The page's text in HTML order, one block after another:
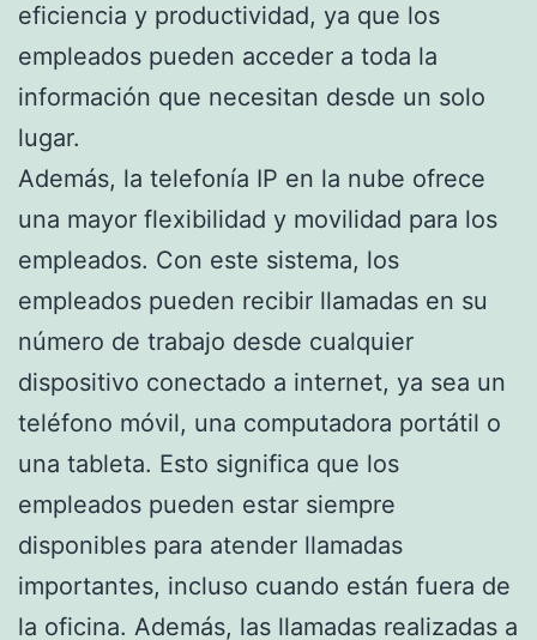
eficiencia y productividad, ya que los
empleados pueden acceder a toda la
información que necesitan desde un solo
lugar.
Además, la telefonía IP en la nube ofrece
una mayor flexibilidad y movilidad para los
empleados. Con este sistema, los
empleados pueden recibir llamadas en su
número de trabajo desde cualquier
dispositivo conectado a internet, ya sea un
teléfono móvil, una computadora portátil o
una tableta. Esto significa que los
empleados pueden estar siempre
disponibles para atender llamadas
importantes, incluso cuando están fuera de
la oficina. Además, las llamadas realizadas a